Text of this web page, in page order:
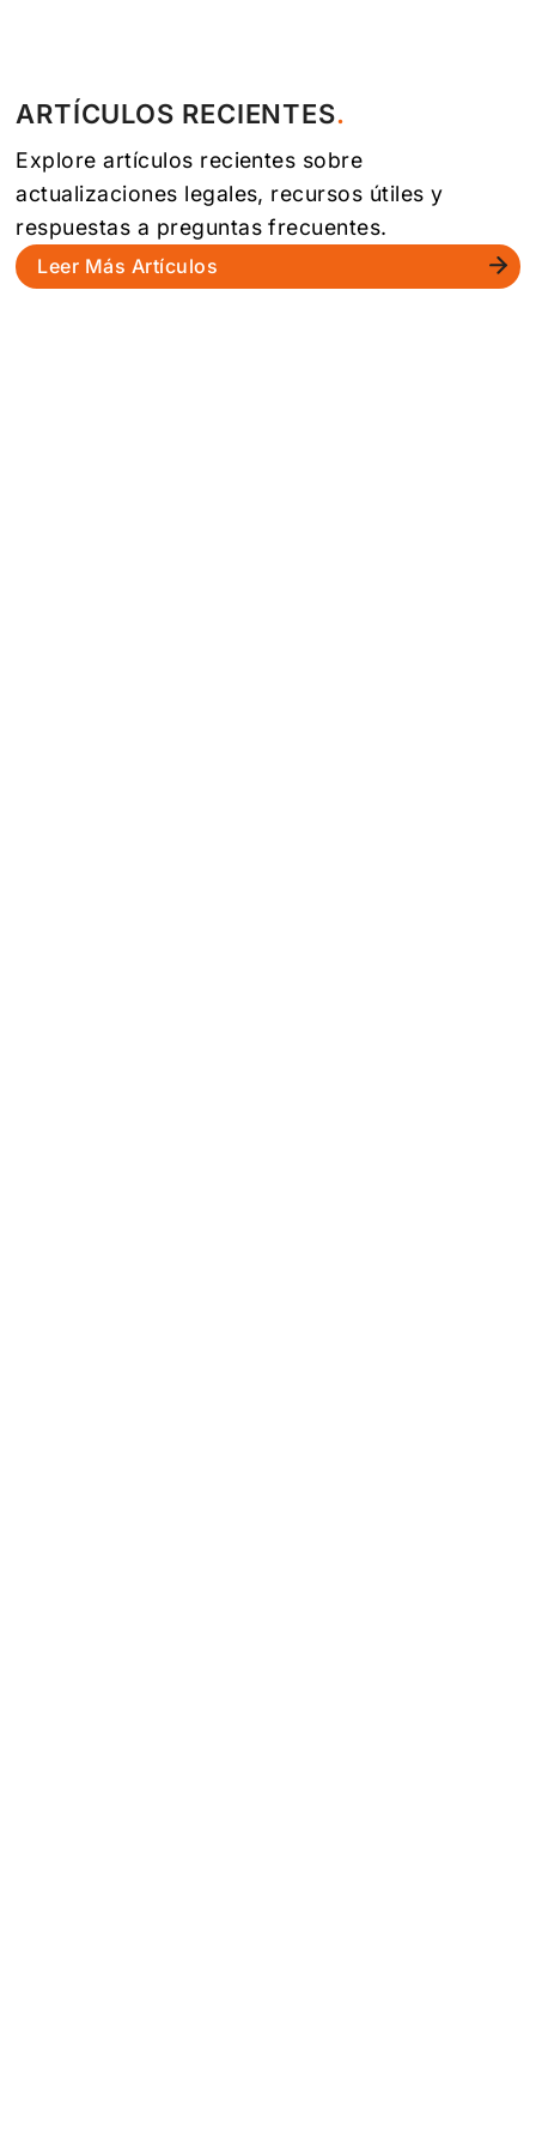
ARTÍCULOS RECIENTES
Explore artículos recientes sobre
actualizaciones legales, recursos útiles y
respuestas a preguntas frecuentes.
Leer Más Artículos